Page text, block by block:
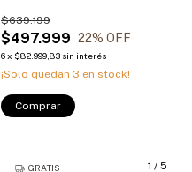
$497.999
$639.199
22% OFF
6x $82.999,83 sin interés
¡Solo quedan 3 en stock!
Comprar
1 / 5
GRATIS